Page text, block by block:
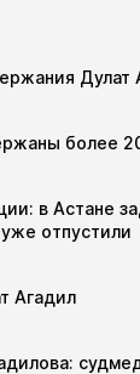
Дулат
более
в Астане
отпустили
Агадил​